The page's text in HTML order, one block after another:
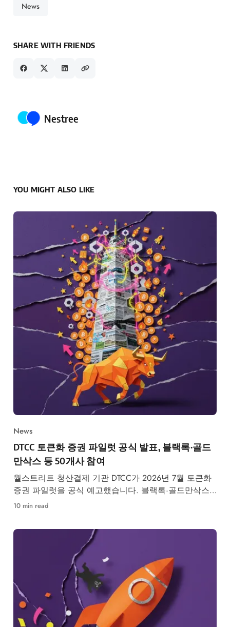
News
SHARE WITH FRIENDS
Posted by
Nestree
YOU MIGHT ALSO LIKE
News
DTCC 토큰화 증권 파일럿 공식 발표, 블랙록·골드
만삭스 등 50개사 참여
월스트리트 청산결제 기관 DTCC가 2026년 7월 토큰화
증권 파일럿을 공식 예고했습니다. 블랙록·골드만삭스
등 50개사 참여, RWA 시장 구조 변화가 본격화됩니다.
10 min read